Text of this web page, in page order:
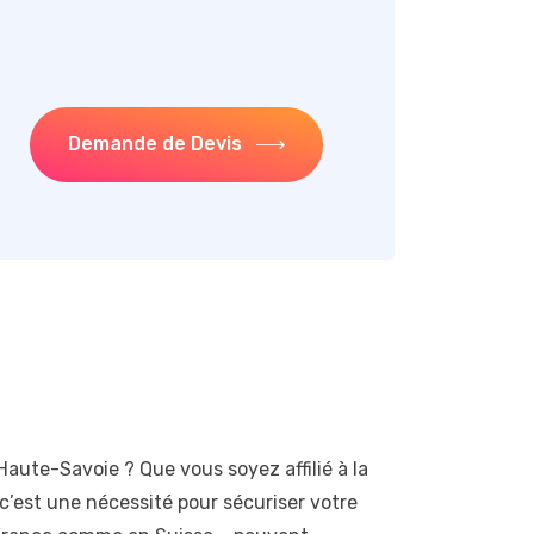
Demande de Devis
Savoie ? Que vous soyez affilié à la
une nécessité pour sécuriser votre